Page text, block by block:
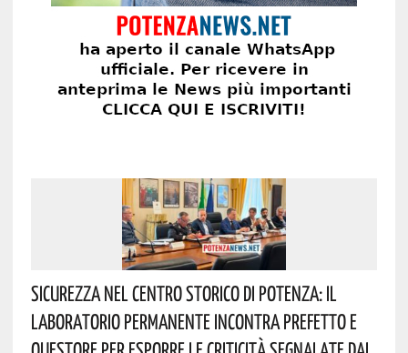
Sicurezza Nel Centro Storico Di Potenza: Il
Laboratorio Permanente Incontra Prefetto E